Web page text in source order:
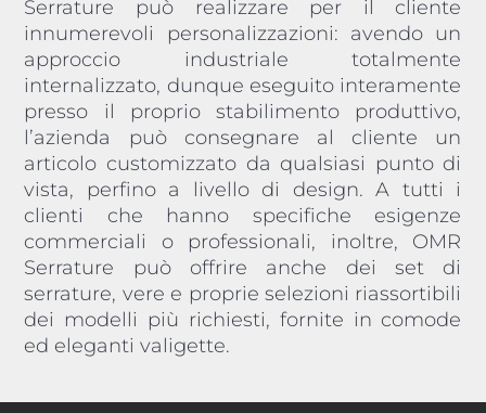
Serrature può realizzare per il cliente
innumerevoli personalizzazioni: avendo un
approccio industriale totalmente
internalizzato, dunque eseguito interamente
presso il proprio stabilimento produttivo,
l’azienda può consegnare al cliente un
articolo customizzato da qualsiasi punto di
vista, perfino a livello di design. A tutti i
clienti che hanno specifiche esigenze
commerciali o professionali, inoltre, OMR
Serrature può offrire anche dei set di
serrature, vere e proprie selezioni riassortibili
dei modelli più richiesti, fornite in comode
ed eleganti valigette.